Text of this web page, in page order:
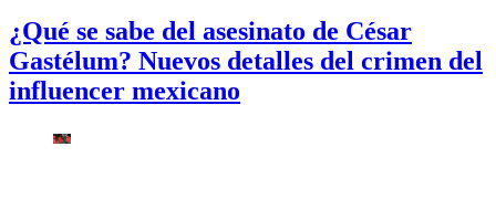
¿Qué se sabe del asesinato de César
Gastélum? Nuevos detalles del crimen del
influencer mexicano